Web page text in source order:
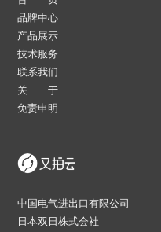
品牌中心
产品展示
技术服务
联系我们
关 于
免责申明
中国电气进出口有限公司
日本双日株式会社